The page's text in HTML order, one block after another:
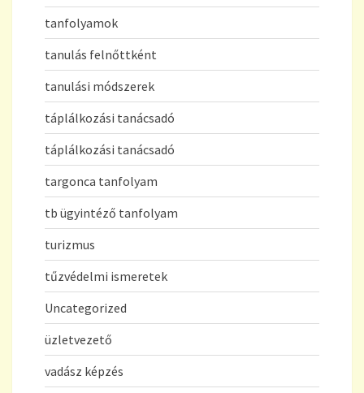
tanfolyamok
tanulás felnőttként
tanulási módszerek
táplálkozási tanácsadó
táplálkozási tanácsadó
targonca tanfolyam
tb ügyintéző tanfolyam
turizmus
tűzvédelmi ismeretek
Uncategorized
üzletvezető
vadász képzés